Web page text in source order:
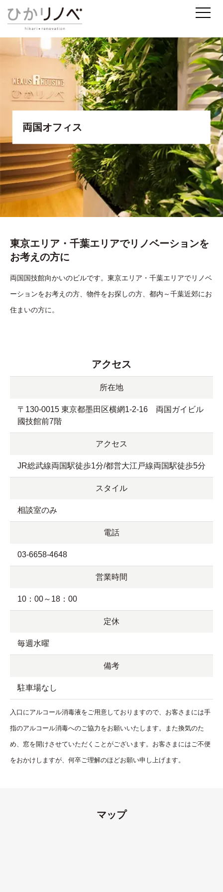
両国オフィス
東京エリア・千葉エリアでリノベーションを
お考えの方に
両国国技館向かいのビルです。東京エリア・千葉エリアでリノベ
ーションをお考えの方、物件をお探しの方、都内～千葉近郊にお
住まいの方に。
アクセス
所在地
〒130-0015 東京都墨田区横網1-2-16 両国ガイビル
國技館前7階
アクセス
JR総武線両国駅徒歩1分/都営大江戸線両国駅徒歩5分
スタイル
相談室のみ
電話
03-6658-4648
営業時間
10：00～18：00
定休
毎週水曜
備考
駐車場なし
入口にアルコール消毒液をご用意しておりますので、お客さまには手
指のアルコール消毒へのご協力をお願いいたします。また換気のた
め、窓を開けさせていただくことがございます。お客さまにはご不便
をおかけしますが、何卒ご理解のほどお願い申し上げます。
マップ